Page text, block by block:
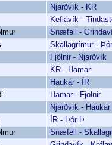
Njarðvík - KR
Keflavík -
Snæfell -
Skallagrímur -
Fjölnir - Njarðvík
KR - Hamar
Haukar - ÍR
Hamar - Fjölnir
Njarðvík - Haukar
ÍR - Þór Þ
Snæfell -